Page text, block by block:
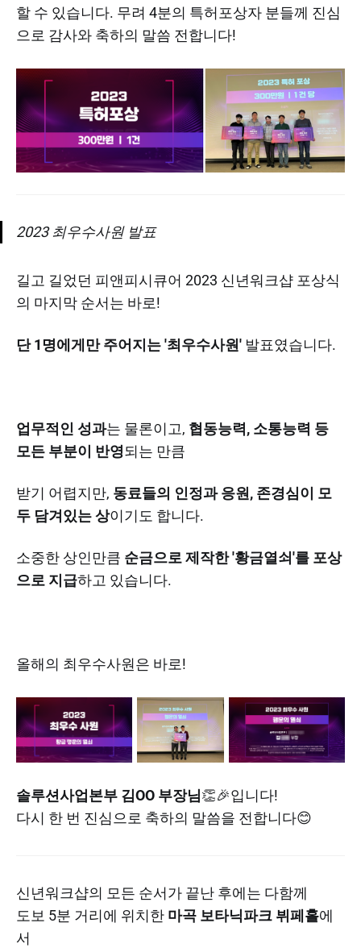
할 수 있습니다. 무려 4분의 특허포상자 분들께 진심
으로 감사와 축하의 말씀 전합니다!
2023 최우수사원 발표
길고 길었던 피앤피시큐어 2023 신년워크샵 포상식
의 마지막 순서는 바로!
단 1명에게만 주어지는 '최우수사원' 발표였습니다.
업무적인 성과는 물론이고, 협동능력, 소통능력 등
모든 부분이 반영되는 만큼
받기 어렵지만, 동료들의 인정과 응원, 존경심이 모
두 담겨있는 상이기도 합니다.
소중한 상인만큼 순금으로 제작한 '황금열쇠'를 포상
으로 지급하고 있습니다.
올해의 최우수사원은 바로!
솔루션사업본부 김OO 부장님👏🎉입니다!
다시 한 번 진심으로 축하의 말씀을 전합니다😊
신년워크샵의 모든 순서가 끝난 후에는 다함께
도보 5분 거리에 위치한 마곡 보타닉파크 뷔페홀에
서